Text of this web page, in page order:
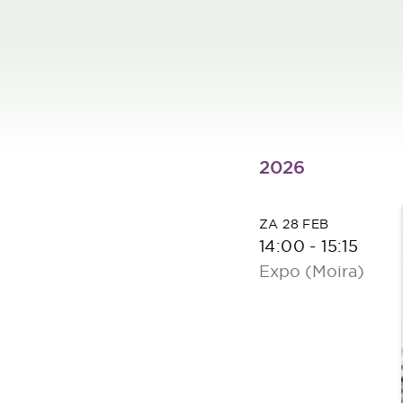
2026
ZA 28 FEB
14:00 -15:15
Expo (Moira)